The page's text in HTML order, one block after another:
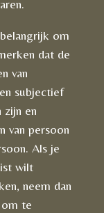
om
dat de
van
subjectief
zijn en
van persoon
Als je
wilt
neem dan
te